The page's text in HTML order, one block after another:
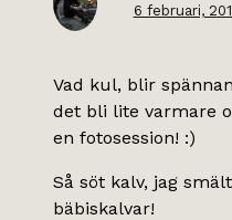
6 februari,
Vad kul, blir
det bli lite varmare
en fotosession! :)
Så söt kalv, jag
bäbiskalvar!